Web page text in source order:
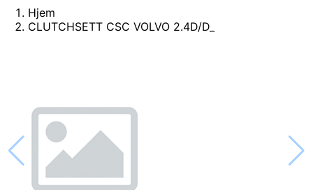
Hjem
CLUTCHSETT CSC VOLVO 2.4D/D_